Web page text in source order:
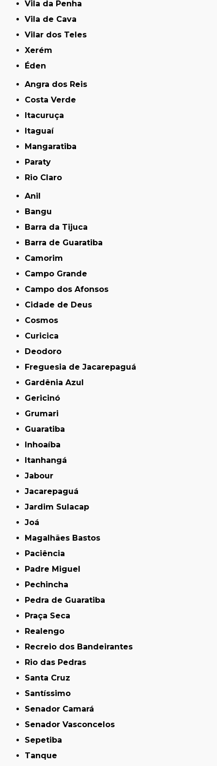
Vila da Penha
Vila de Cava
Vilar dos Teles
Xerém
Éden
Angra dos Reis
Costa Verde
Itacuruça
Itaguaí
Mangaratiba
Paraty
Rio Claro
Anil
Bangu
Barra da Tijuca
Barra de Guaratiba
Camorim
Campo Grande
Campo dos Afonsos
Cidade de Deus
Cosmos
Curicica
Deodoro
Freguesia de Jacarepaguá
Gardênia Azul
Gericinó
Grumari
Guaratiba
Inhoaíba
Itanhangá
Jabour
Jacarepaguá
Jardim Sulacap
Joá
Magalhães Bastos
Paciência
Padre Miguel
Pechincha
Pedra de Guaratiba
Praça Seca
Realengo
Recreio dos Bandeirantes
Rio das Pedras
Santa Cruz
Santíssimo
Senador Camará
Senador Vasconcelos
Sepetiba
Tanque